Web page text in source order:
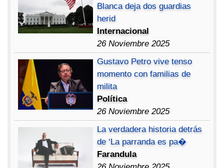
Blanca deja dos guardias
herid
Internacional
26 Noviembre 2025
Gustavo Petro vive tenso
momento con familias de
milita
Política
26 Noviembre 2025
La verdadera historia detrás
de ‘La parranda es pa�
Farandula